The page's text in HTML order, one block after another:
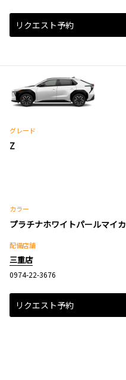
リクエスト予約
グレード
Z
カラー
プラチナホワイトパールマイカ
配備店舗
三重店
0974-22-3676
リクエスト予約